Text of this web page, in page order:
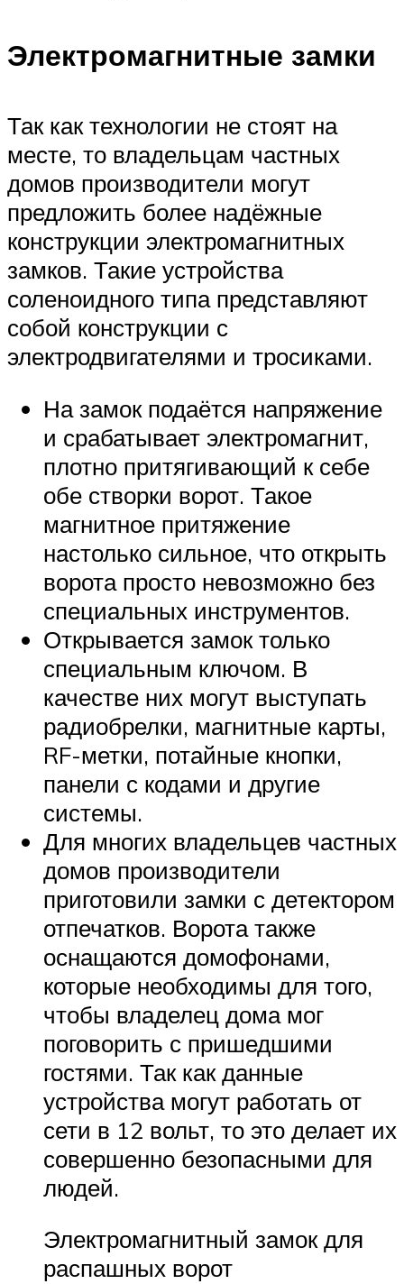
Электромагнитные замки
Так как технологии не стоят на
месте, то владельцам частных
домов производители могут
предложить более надёжные
конструкции электромагнитных
замков. Такие устройства
соленоидного типа представляют
собой конструкции с
электродвигателями и тросиками.
На замок подаётся напряжение
и срабатывает электромагнит,
плотно притягивающий к себе
обе створки ворот. Такое
магнитное притяжение
настолько сильное, что открыть
ворота просто невозможно без
специальных инструментов.
Открывается замок только
специальным ключом. В
качестве них могут выступать
радиобрелки, магнитные карты,
RF-метки, потайные кнопки,
панели с кодами и другие
системы.
Для многих владельцев частных
домов производители
приготовили замки с детектором
отпечатков. Ворота также
оснащаются домофонами,
которые необходимы для того,
чтобы владелец дома мог
поговорить с пришедшими
гостями. Так как данные
устройства могут работать от
сети в 12 вольт, то это делает их
совершенно безопасными для
людей.
Электромагнитный замок для
распашных ворот